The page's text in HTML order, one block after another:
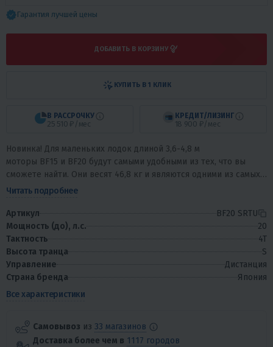
Гарантия лучшей цены
ДОБАВИТЬ В КОРЗИНУ
В РАССРОЧКУ
25 510 ₽/мес
КРЕДИТ/ЛИЗИНГ
18 900 ₽/мес
КУПИТЬ В 1 КЛИК
Новинка! Для маленьких лодок длиной 3,6-4,8 м
моторы BF15 и BF20 будут самыми удобными из тех, что вы
сможете найти. Они весят 46,8 кг и являются одними из самых
легких в своем классе. При этом...
Читать подробнее
Артикул
BF20 SRTU
Мощность (до), л.с.
20
Тактность
4T
Высота транца
S
Управление
Дистанция
Страна бренда
Япония
Все характеристики
Самовывоз из 33 магазинов
Доставка более чем в 1117 городов